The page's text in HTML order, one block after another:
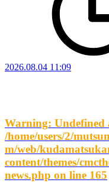
2026.08.04 11:09
Warning:
/home/users/2/
m/web/
content/themes/
news.php on line 165